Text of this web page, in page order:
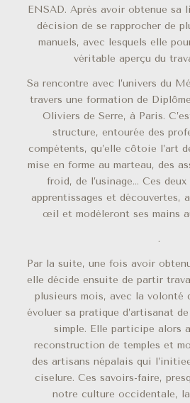
ENSAD. Après avoir obtenue sa
décision de se rapprocher de
manuels, avec lesquels elle
véritable aperçu du
Sa rencontre avec l’univers du
travers une formation de
Oliviers de Serre, à Paris.
structure, entourée des
compétents, qu’elle côtoie l’art
mise en forme au marteau, des
froid, de l’usinage… Ces
apprentissages et découvertes,
œil et modèleront ses mains
.
Par la suite, une fois avoir
elle décide ensuite de partir
plusieurs mois, avec la volonté
évoluer sa pratique d’artisanat
simple. Elle participe alors
reconstruction de temples et
des artisans népalais qui
ciselure. Ces savoirs-faire,
notre culture occidentale,